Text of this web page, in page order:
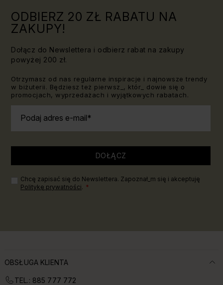
ODBIERZ 20 ZŁ RABATU NA
ZAKUPY!
Dołącz do Newslettera i odbierz rabat na zakupy
powyżej 200 zł.
Otrzymasz od nas regularne inspiracje i najnowsze trendy
w biżuterii. Będziesz też pierwsz_, któr_ dowie się o
promocjach, wyprzedażach i wyjątkowych rabatach.
Podaj adres e-mail
DOŁĄCZ
Chcę zapisać się do Newslettera. Zapoznał_m się i akceptuję
Politykę prywatności.
OBSŁUGA KLIENTA
TEL.: 885 777 772